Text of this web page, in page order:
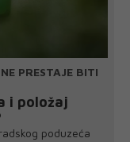
PRESTAJE BITI
i položaj
poduzeća